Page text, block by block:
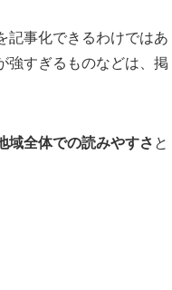
記事化できるわけではあ
強すぎるものなどは、掲
域全体での読みやすさと